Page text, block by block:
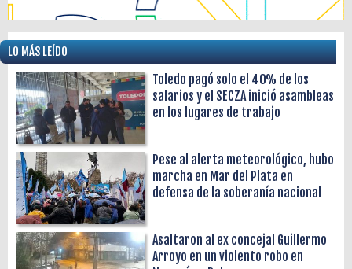
LO MÁS LEÍDO
Toledo pagó solo el 40% de los
salarios y el SECZA inició asambleas
en los lugares de trabajo
Pese al alerta meteorológico, hubo
marcha en Mar del Plata en
defensa de la soberanía nacional
Asaltaron al ex concejal Guillermo
Arroyo en un violento robo en